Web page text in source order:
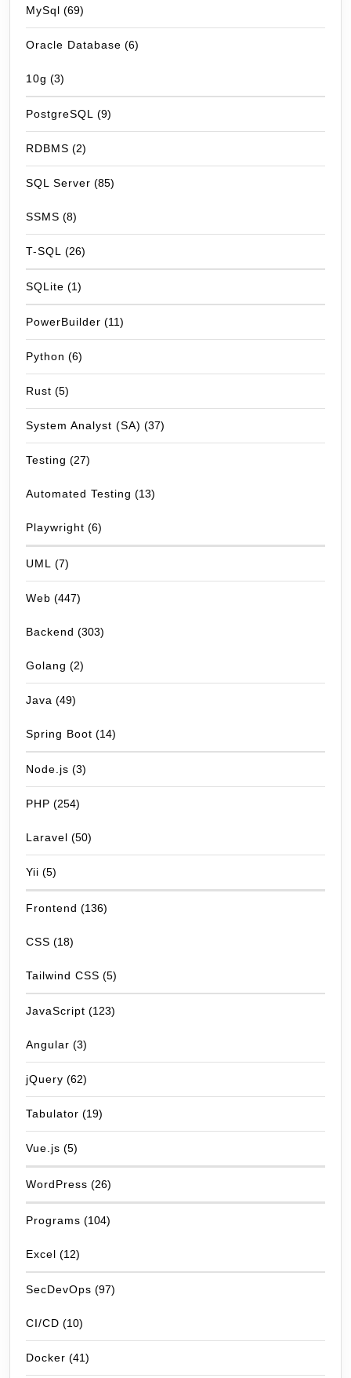
MySql (69)
Oracle Database (6)
10g (3)
PostgreSQL (9)
RDBMS (2)
SQL Server (85)
SSMS (8)
T-SQL (26)
SQLite (1)
PowerBuilder (11)
Python (6)
Rust (5)
System Analyst (SA) (37)
Testing (27)
Automated Testing (13)
Playwright (6)
UML (7)
Web (447)
Backend (303)
Golang (2)
Java (49)
Spring Boot (14)
Node.js (3)
PHP (254)
Laravel (50)
Yii (5)
Frontend (136)
CSS (18)
Tailwind CSS (5)
JavaScript (123)
Angular (3)
jQuery (62)
Tabulator (19)
Vue.js (5)
WordPress (26)
Programs (104)
Excel (12)
SecDevOps (97)
CI/CD (10)
Docker (41)